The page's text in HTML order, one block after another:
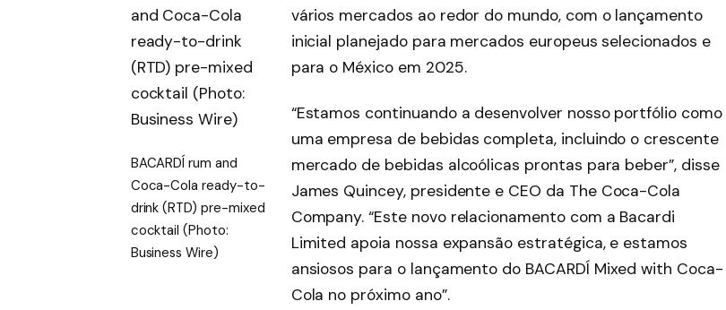
BACARDÍ rum and
Coca-Cola ready-to-
drink (RTD) pre-mixed
cocktail (Photo:
Business Wire)
vários mercados ao redor do mundo, com o lançamento
inicial planejado para mercados europeus selecionados e
para o México em 2025.
“Estamos continuando a desenvolver nosso portfólio como
uma empresa de bebidas completa, incluindo o crescente
mercado de bebidas alcoólicas prontas para beber”, disse
James Quincey, presidente e CEO da The Coca-Cola
Company. “Este novo relacionamento com a Bacardi
Limited apoia nossa expansão estratégica, e estamos
ansiosos para o lançamento do BACARDÍ Mixed with Coca-
Cola no próximo ano”.